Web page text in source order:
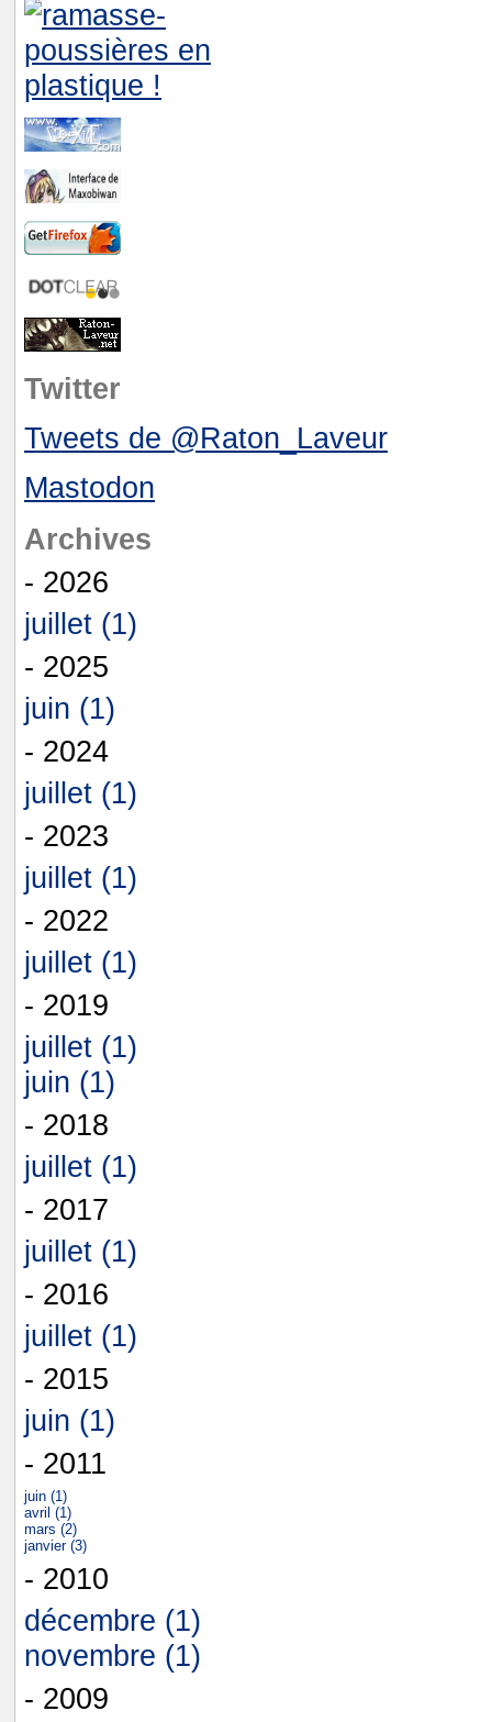
Twitter
Tweets de @Raton_Laveur
Mastodon
Archives
- 2026
juillet (1)
- 2025
juin (1)
- 2024
juillet (1)
- 2023
juillet (1)
- 2022
juillet (1)
- 2019
juillet (1)
juin (1)
- 2018
juillet (1)
- 2017
juillet (1)
- 2016
juillet (1)
- 2015
juin (1)
- 2011
juin (1)
avril (1)
mars (2)
janvier (3)
- 2010
décembre (1)
novembre (1)
- 2009